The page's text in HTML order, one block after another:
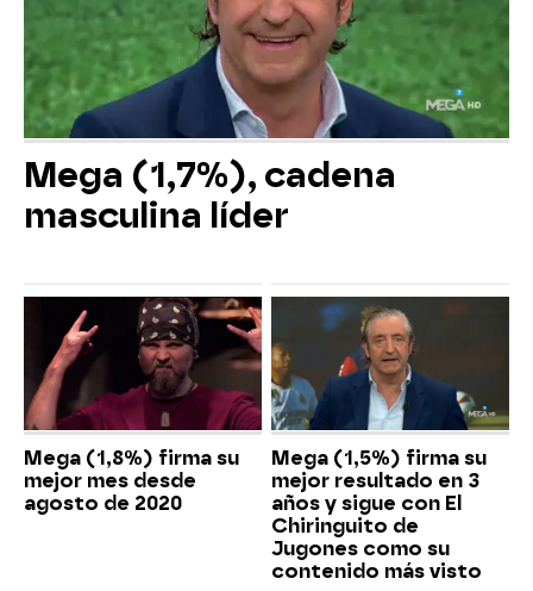
Mega (1,7%), cadena
masculina líder
Mega (1,8%) firma su
mejor mes desde
agosto de 2020
Mega (1,5%) firma su
mejor resultado en 3
años y sigue con El
Chiringuito de
Jugones como su
contenido más visto